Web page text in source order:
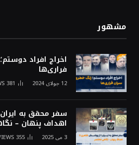
مشهور
اخراج افراد
فراری‌ها
12 جولای 2024 381
سفر محقق به
اهداف پنهان –
3 می 2025 355